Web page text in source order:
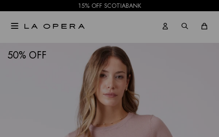
15% OFF SCOTIABANK

50 NOTIFICARME